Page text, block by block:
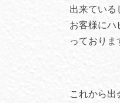
出来ている
お客様にハ
っており
これから